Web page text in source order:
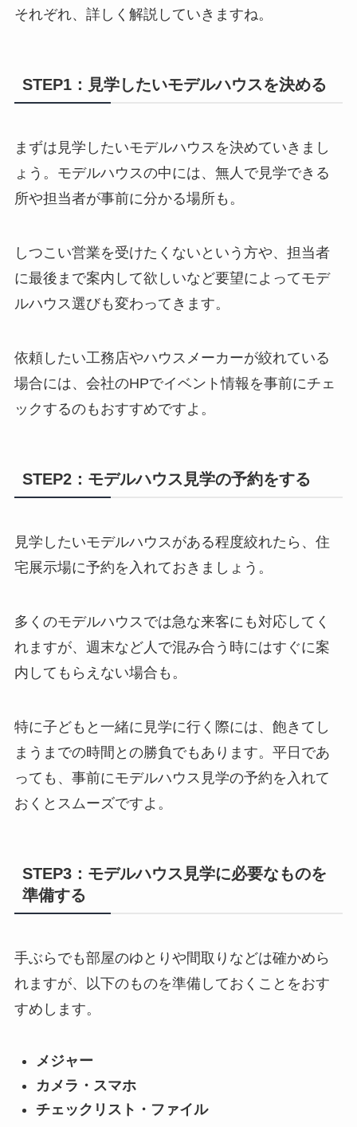
それぞれ、詳しく解説していきますね。
STEP1：見学したいモデルハウスを決める
まずは見学したいモデルハウスを決めていきまし
ょう。モデルハウスの中には、無人で見学できる
所や担当者が事前に分かる場所も。
しつこい営業を受けたくないという方や、担当者
に最後まで案内して欲しいなど要望によってモデ
ルハウス選びも変わってきます。
依頼したい工務店やハウスメーカーが絞れている
場合には、会社のHPでイベント情報を事前にチェ
ックするのもおすすめですよ。
STEP2：モデルハウス見学の予約をする
見学したいモデルハウスがある程度絞れたら、住
宅展示場に予約を入れておきましょう。
多くのモデルハウスでは急な来客にも対応してく
れますが、週末など人で混み合う時にはすぐに案
内してもらえない場合も。
特に子どもと一緒に見学に行く際には、飽きてし
まうまでの時間との勝負でもあります。平日であ
っても、事前にモデルハウス見学の予約を入れて
おくとスムーズですよ。
STEP3：モデルハウス見学に必要なものを
準備する
手ぶらでも部屋のゆとりや間取りなどは確かめら
れますが、以下のものを準備しておくことをおす
すめします。
メジャー
カメラ・スマホ
チェックリスト・ファイル